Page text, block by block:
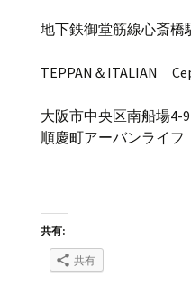
地下鉄御堂筋線心斎
TEPPAN＆ITALIAN
大阪市中央区南船場4-
順慶町アーバンライ
共有:
共有